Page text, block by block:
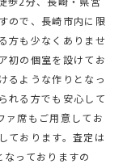
ので、長崎市内に限
方も少なくありませ
初の個室を設けてお
るような作りとなっ
れる方でも安心して
ァ席もご用意してお
ております。査定は
っておりますの